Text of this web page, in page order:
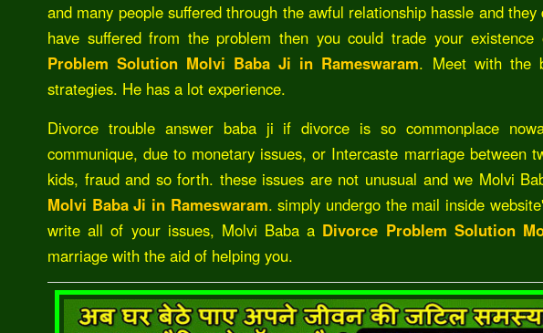
and many people suffered through the awful relationship hassle and
have suffered from the problem then you could trade your
Problem Solution Molvi Baba Ji in Rameswaram. Meet with the
strategies. He has a lot experience.
Divorce trouble answer baba ji if divorce is so commonplace
communique, due to monetary issues, or Intercaste marriage between
kids, fraud and so forth. these issues are not unusual and we Molvi
Molvi Baba Ji in Rameswaram. simply undergo the mail inside
write all of your issues, Molvi Baba a Divorce Problem Solution
marriage with the aid of helping you.